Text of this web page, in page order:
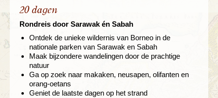
20 dagen
Rondreis door Sarawak én Sabah
Ontdek de unieke wildernis van Borneo in de
nationale parken van Sarawak en Sabah
Maak bijzondere wandelingen door de prachtige
natuur
Ga op zoek naar makaken, neusapen, olifanten en
orang-oetans
Geniet de laatste dagen op het strand